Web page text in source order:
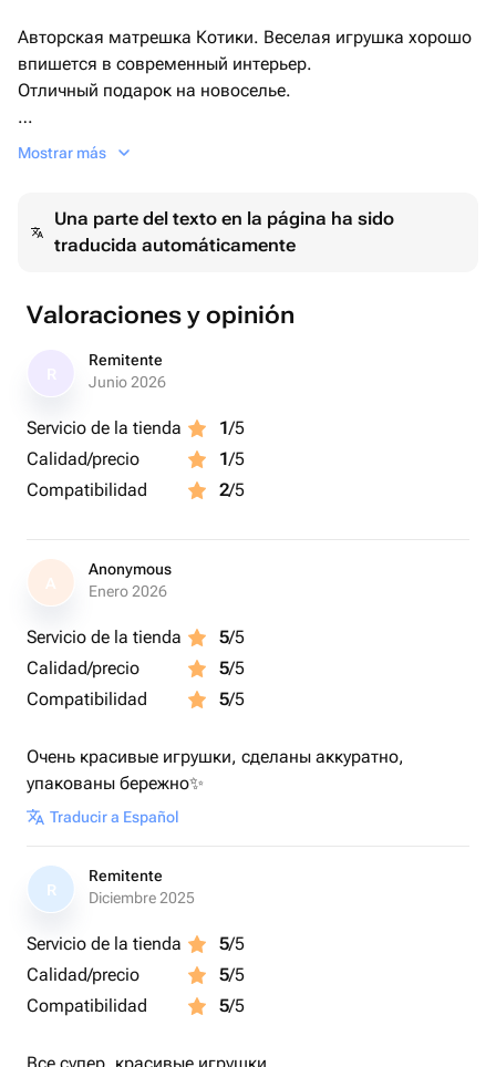
Авторская матрешка Котики. Веселая игрушка хорошо
впишется в современный интерьер.
Отличный подарок на новоселье.
Экологичные материалы (матрешка из липы,
Интерьерная матрешка состоит из 5 мест.
Ручная роспись темперными красками.
Упаковка в крафтовую коробочку с красной лентой.
Выглядит как готовый подарок.
Mostrar más
Una parte del texto en la página ha sido
traducida automáticamente
Valoraciones y opinión
Remitente
Junio 2026
Servicio de la tienda 1/5
Calidad/precio
1/5
Compatibilidad
2/5
A
Anonymous
Enero 2026
Servicio de la tienda 5/5
Calidad/precio
5/5
Compatibilidad
5/5
Очень красивые игрушки, сделаны аккуратно,
упакованы бережно✨️
Traducir a Español
R
Remitente
Diciembre 2025
Servicio de la tienda 5/5
Calidad/precio
5/5
Compatibilidad
5/5